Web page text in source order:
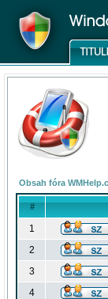
Obsah fóra
#
1
2
3
4